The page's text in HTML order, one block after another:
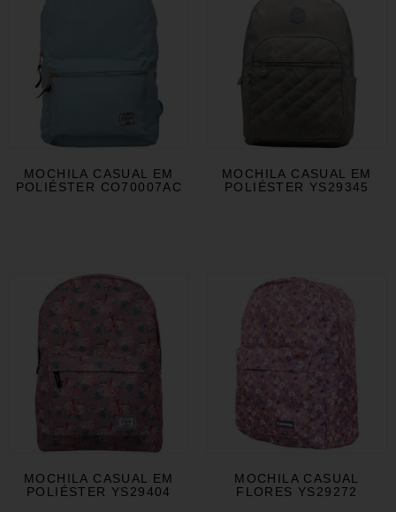
MOCHILA CASUAL EM
POLIÉSTER CO70007AC
MOCHILA CASUAL EM
POLIÉSTER YS29345
MOCHILA CASUAL EM
POLIÉSTER YS29404
MOCHILA CASUAL
FLORES YS29272